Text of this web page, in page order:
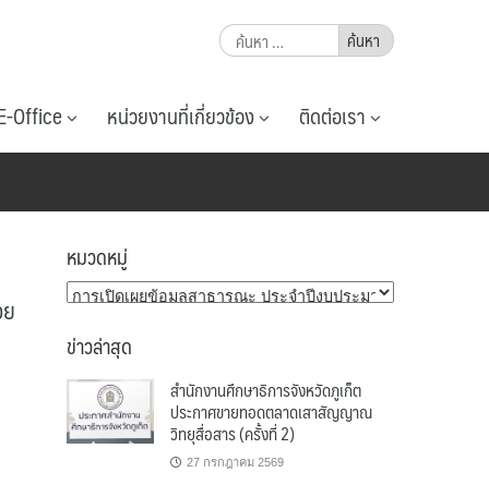
ค้นหา
สำหรับ:
Office หน่วยงานที่เกี่ยวข้อง ติดต่อเรา
หมวดหมู่
หมวด
ข่าวล่าสุด
สำนักงานศึกษาธิการจังหวัดภูเก็ต
ประกาศขายทอดตลาดเสาสัญญาณ
วิทยุสื่อสาร (ครั้งที่ 2)
27 กรกฎาคม 2569